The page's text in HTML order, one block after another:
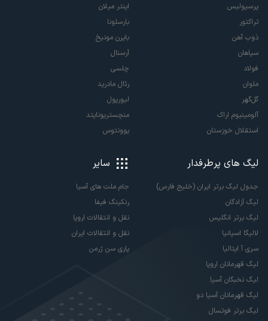
پرسپولیس
تراکتور
ذوب آهن
سپاهان
فولاد
ملوان
گل‌گهر
آلومینیوم اراک
استقلال خوزستان
اینتر میلان
بارسلونا
بایرن مونیخ
آرسنال
چلسی
رئال مادرید
لیورپول
منچستریونایتد
یوونتوس
لیگ های پرطرفدار
جدول لیگ برتر ایران (خلیج فارس)
لیگ آزادگان
لیگ برتر انگلیس
لالیگا اسپانیا
سری آ ایتالیا
لیگ قهرمانان اروپا
لیگ نخبگان آسیا
لیگ قهرمانان آسیا دو
لیگ برتر فوتسال
سایر
جام ملت های آسیا
رنکینگ فیفا
نقل و انتقالات اروپا
نقل و انتقالات ایران
پاری سن ژرمن